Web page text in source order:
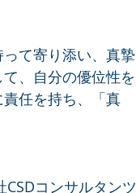
て寄り添い、真摯
、自分の優位性を
任を持ち、「真
CSDコンサルタンツ